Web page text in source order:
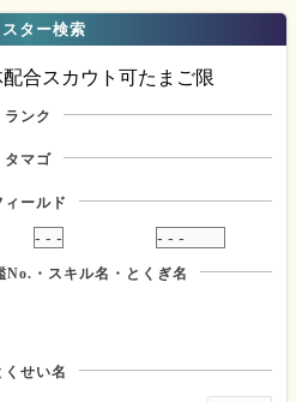
ター検索
配合スカウト可たまご限
ランク
タマゴ
ィールド
No.・スキル名・とくぎ名
くせい名